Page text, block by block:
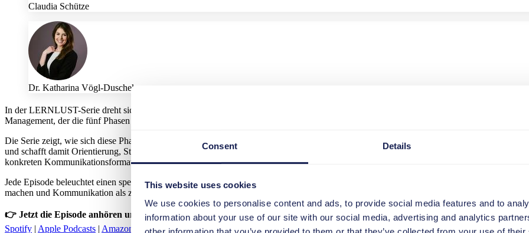
Consent Details
This website uses cookies
We use cookies to personalise content and ads, to provide social media features and to
information about your use of our site with our social media, advertising and analytics
Claudia Schütze
Dr. Katharina Vögl-Duschek
In der LERNLUST-Serie dreht sich alles um erfolgreiche Veränderung in großen IT- und S/4HANA-Transformationsprojekten. Im
Management, der die fünf Phasen von Awareness bis Reinforcement strukturiert abbildet.
Die Serie zeigt, wie sich diese Phasen mit der S/4HANA Communications Roadmap verbinden lassen. Diese übersetzt ADKAR in
und schafft damit Orientierung, Struktur und Wirksamkeit im Projektalltag. Dabei geben sie spannende Einblicke, wie die S/4HANA
konkreten Kommunikationsformaten wirksam unterstützt.
Jede Episode beleuchtet einen spezifischen Aspekt erfolgreicher Veränderungskommunikation – praxisnah, verständlich und direkt aus
machen und Kommunikation als zentralen Erfolgsfaktor sichtbar werden zu lassen.
👉 Jetzt die Episode anhören und erfahren, wie erfolgreiche Veränderungskommunikation in der Praxis wirkt.
Spotify | Apple Podcasts | Amazon Music| Deezer